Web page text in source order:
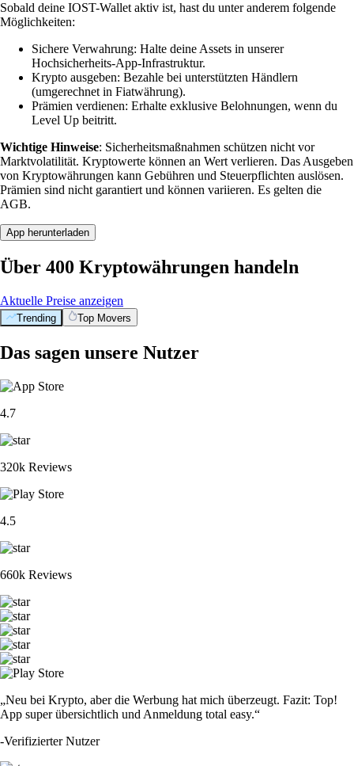
Sobald deine IOST-Wallet aktiv ist, hast du unter anderem folgende
Möglichkeiten:
Sichere Verwahrung: Halte deine Assets in unserer
Hochsicherheits-App-Infrastruktur.
Krypto ausgeben: Bezahle bei unterstützten Händlern
(umgerechnet in Fiatwährung).
Prämien verdienen: Erhalte exklusive Belohnungen, wenn du
Level Up beitritt.
Wichtige Hinweise: Sicherheitsmaßnahmen schützen nicht vor
Marktvolatilität. Kryptowerte können an Wert verlieren. Das Ausgeben
von Kryptowährungen kann Gebühren und Steuerpflichten auslösen.
Prämien sind nicht garantiert und können variieren. Es gelten die
AGB.
App herunterladen
Über 400 Kryptowährungen handeln
Aktuelle Preise anzeigen
Trending Top Movers
Das sagen unsere Nutzer
4.7
320k Reviews
4.5
660k Reviews
„Neu bei Krypto, aber die Werbung hat mich überzeugt. Fazit: Top!
App super übersichtlich und Anmeldung total easy.“
-Verifizierter Nutzer